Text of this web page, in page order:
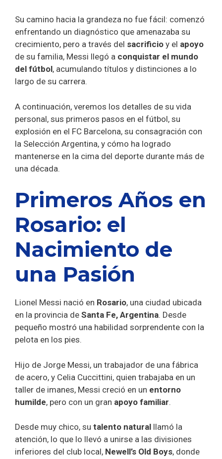
Su camino hacia la grandeza no fue fácil: comenzó
enfrentando un diagnóstico que amenazaba su
crecimiento, pero a través del sacrificio y el apoyo
de su familia, Messi llegó a conquistar el mundo
del fútbol, acumulando títulos y distinciones a lo
largo de su carrera.
A continuación, veremos los detalles de su vida
personal, sus primeros pasos en el fútbol, su
explosión en el FC Barcelona, su consagración con
la Selección Argentina, y cómo ha logrado
mantenerse en la cima del deporte durante más de
una década.
Primeros Años en
Rosario: el
Nacimiento de
una Pasión
Lionel Messi nació en Rosario, una ciudad ubicada
en la provincia de Santa Fe, Argentina. Desde
pequeño mostró una habilidad sorprendente con la
pelota en los pies.
Hijo de Jorge Messi, un trabajador de una fábrica
de acero, y Celia Cuccittini, quien trabajaba en un
taller de imanes, Messi creció en un entorno
humilde, pero con un gran apoyo familiar.
Desde muy chico, su talento natural llamó la
atención, lo que lo llevó a unirse a las divisiones
inferiores del club local, Newell’s Old Boys, donde